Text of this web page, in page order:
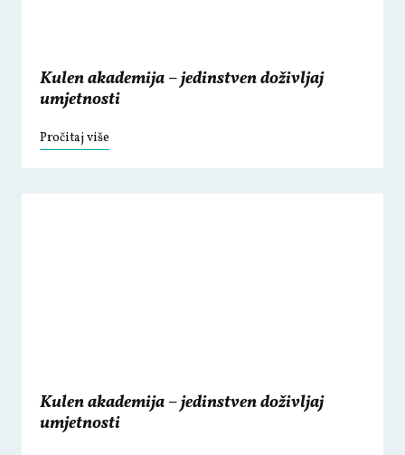
Kulen akademija – jedinstven doživljaj
umjetnosti
Pročitaj više
Kulen akademija – jedinstven doživljaj
umjetnosti